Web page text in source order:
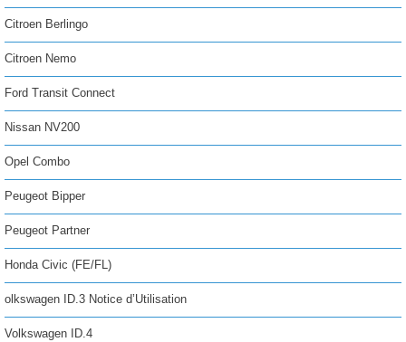
Citroen Berlingo
Citroen Nemo
Ford Transit Connect
Nissan NV200
Opel Combo
Peugeot Bipper
Peugeot Partner
Honda Civic (FE/FL)
olkswagen ID.3 Notice d’Utilisation
Volkswagen ID.4